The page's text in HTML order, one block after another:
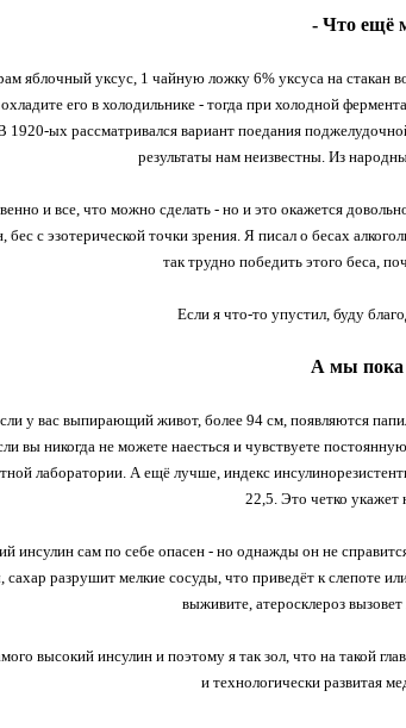
- Что ещё
яблочный уксус, 1 чайную ложку 6% уксуса на стакан
его в холодильнике - тогда при холодной
1920-ых рассматривался вариант поедания
результаты нам неизвестны. Из
и все, что можно сделать - но и это окажется
бес с эзотерической точки зрения. Я писал о бесах
так трудно победить этого беса,
Если я что-то упустил, буду
А мы пока
у вас выпирающий живот, более 94 см, появляются
вы никогда не можете наесться и чувствуете
лаборатории. А ещё лучше, индекс
22,5. Это четко укажет
инсулин сам по себе опасен - но однажды он не
сахар разрушит мелкие сосуды, что приведёт к слепоте
выживите, атеросклероз
высокий инсулин и поэтому я так зол, что на такой
и технологически развитая